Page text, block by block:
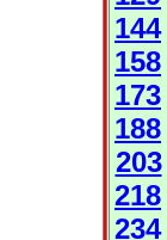
144
158
173
188
203
218
234